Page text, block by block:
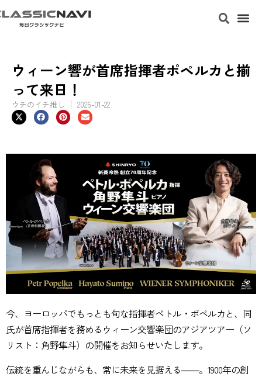
ウィーン響が首席指揮者ポペルカと揃
って来日！
ウチのイチ推し 2026-01-22
今、ヨーロッパでもっとも旬な指揮者ペトル・ポペルカと、同
氏が首席指揮者を務めるウィーン交響楽団のアジアツアー（ソ
リスト：角野隼斗）の開催をお知らせいたします。
伝統を重んじながらも、常に未来を見据える――。1900年の創